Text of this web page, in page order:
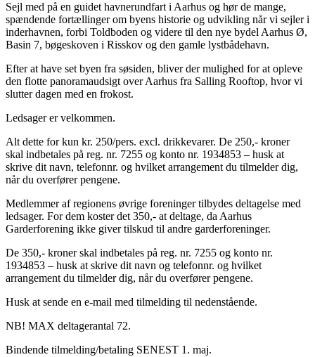
Sejl med på en guidet havnerundfart i Aarhus og hør de mange,
spændende fortællinger om byens historie og udvikling når vi sejler i
inderhavnen, forbi Toldboden og videre til den nye bydel Aarhus Ø,
Basin 7, bøgeskoven i Risskov og den gamle lystbådehavn.
Efter at have set byen fra søsiden, bliver der mulighed for at opleve
den flotte panoramaudsigt over Aarhus fra Salling Rooftop, hvor vi
slutter dagen med en frokost.
Ledsager er velkommen.
Alt dette for kun kr. 250/pers. excl. drikkevarer. De 250,- kroner
skal indbetales på reg. nr. 7255 og konto nr. 1934853 – husk at
skrive dit navn, telefonnr. og hvilket arrangement du tilmelder dig,
når du overfører pengene.
Medlemmer af regionens øvrige foreninger tilbydes deltagelse med
ledsager. For dem koster det 350,- at deltage, da Aarhus
Garderforening ikke giver tilskud til andre garderforeninger.
De 350,- kroner skal indbetales på reg. nr. 7255 og konto nr.
1934853 – husk at skrive dit navn og telefonnr. og hvilket
arrangement du tilmelder dig, når du overfører pengene.
Husk at sende en e-mail med tilmelding til nedenstående.
NB! MAX deltagerantal 72.
Bindende tilmelding/betaling SENEST 1. maj.